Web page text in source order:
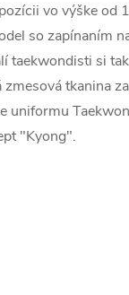
vo výške od
so zapínaním
taekwondisti si
tkanina
uniformu
"Kyong".